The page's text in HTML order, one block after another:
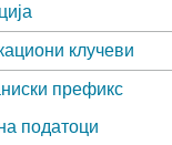
клучеви
префикс
податоци